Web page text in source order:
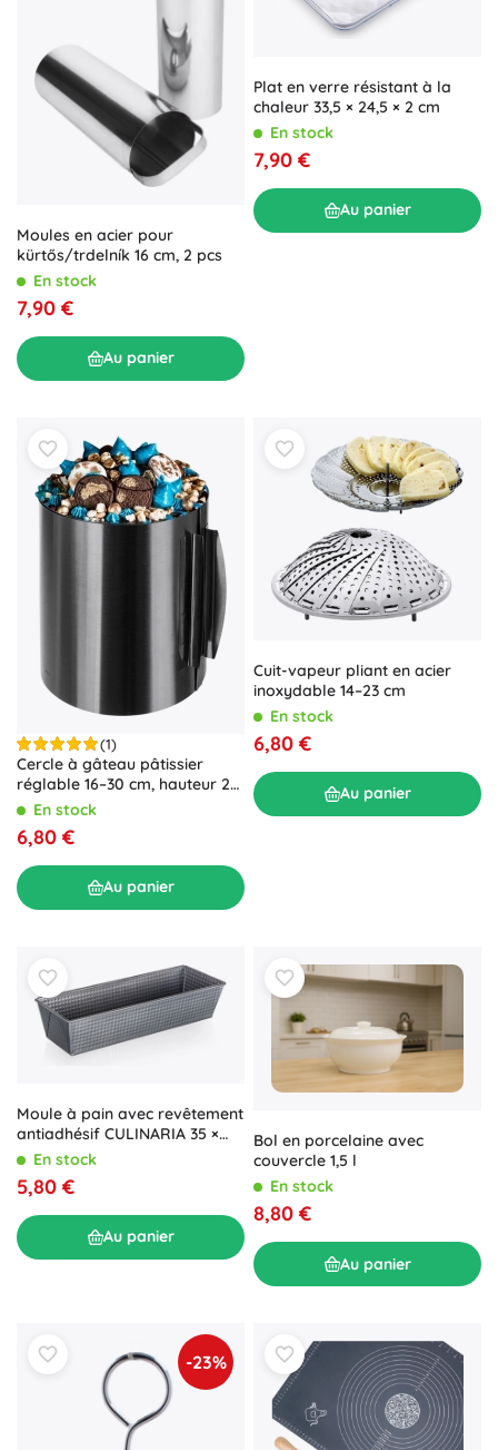
Moules en acier pour
kürtős/trdelník 16 cm, 2 pcs
En stock
7,90 €
Au panier
Plat en verre résistant à la
chaleur 33,5 × 24,5 × 2 cm
En stock
7,90 €
Au panier
(1)
Cercle à gâteau pâtissier
réglable 16–30 cm, hauteur 20
cm RUHHY
En stock
6,80 €
Au panier
Cuit-vapeur pliant en acier
inoxydable 14–23 cm
En stock
6,80 €
Au panier
Moule à pain avec revêtement
antiadhésif CULINARIA 35 ×
11,5 × 7,5 cm
En stock
5,80 €
Au panier
Bol en porcelaine avec
couvercle 1,5 l
En stock
8,80 €
Au panier
-23%